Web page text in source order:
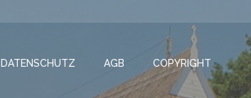
DATENSCHUTZ AGB COPYRIGHT